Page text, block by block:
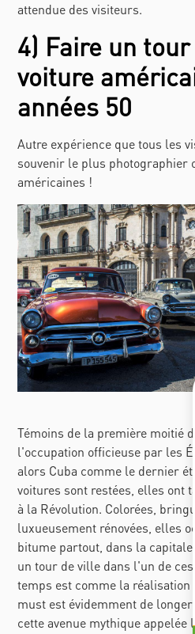
attendue des visiteurs.
4) Faire un
voiture
années 50
Autre expérience que tous les
souvenir le plus photographier
américaines !
Témoins de la première moitié
l'occupation officieuse par les
alors Cuba comme le dernier
voitures sont restées, elles ont
à la Révolution. Colorées,
luxueusement rénovées, elles
bitume partout, dans la
un tour de ville dans l'un de
temps est comme la
must est évidemment de longer
cette avenue mythique appelée